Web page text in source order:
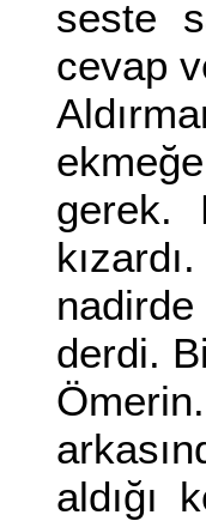
seste
cevap
gerek.
nadirde
derdi.
aldığı